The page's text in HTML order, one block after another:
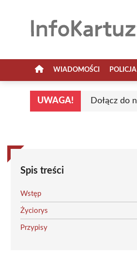
WIADOMOŚCI POLICJA
UWAGA! Dołącz do
Spis treści
Wstęp
Życiorys
Przypisy